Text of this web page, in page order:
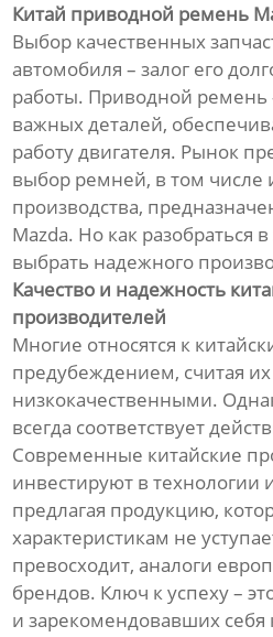
Китай приводной ремень
Выбор качественных
автомобиля – залог его
работы. Приводной ремень
важных деталей,
работу двигателя. Рынок
выбор ремней, в том числе
производства,
Mazda. Но как разобраться
выбрать надежного
Качество и надежность
производителей
Многие относятся к
предубеждением, считая
низкокачественными.
всегда соответствует
Современные китайские
инвестируют в технологии
предлагая продукцию,
характеристикам не
превосходит, аналоги
брендов. Ключ к успеху –
и зарекомендовавших